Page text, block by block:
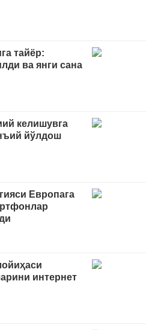
тайёр:
ва янги сана
келишувга
йўлдош
Европага
интернет